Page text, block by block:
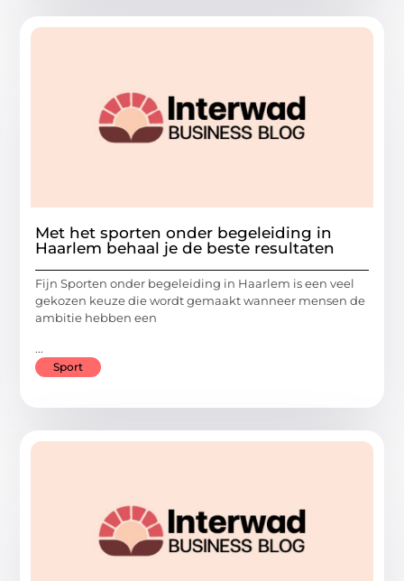
Met het sporten onder begeleiding in
Haarlem behaal je de beste resultaten
Fijn Sporten onder begeleiding in Haarlem is een veel
gekozen keuze die wordt gemaakt wanneer mensen de
ambitie hebben een
...
Sport